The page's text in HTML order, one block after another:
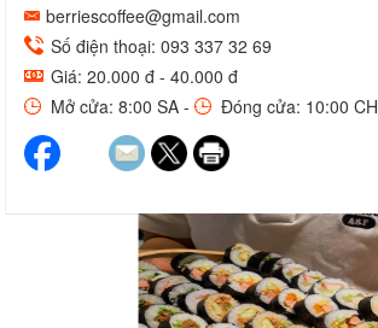
berriescoffee@gmail.com
Số điện thoại: 093 337 32 69
Giá: 20.000 đ - 40.000 đ
Mở cửa: 8:00 SA -
Đóng cửa: 10:00 CH